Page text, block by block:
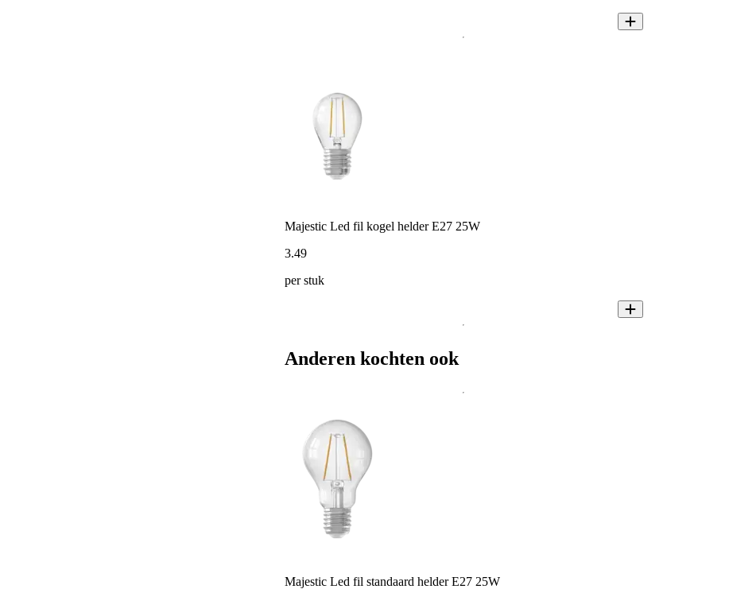
Majestic Led fil kogel helder E27 25W
3.49
per stuk
Anderen kochten ook
Majestic Led fil standaard helder E27 25W